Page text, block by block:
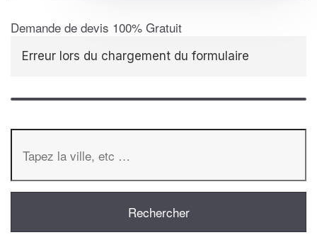
Demande de devis 100% Gratuit
Erreur lors du chargement du formulaire